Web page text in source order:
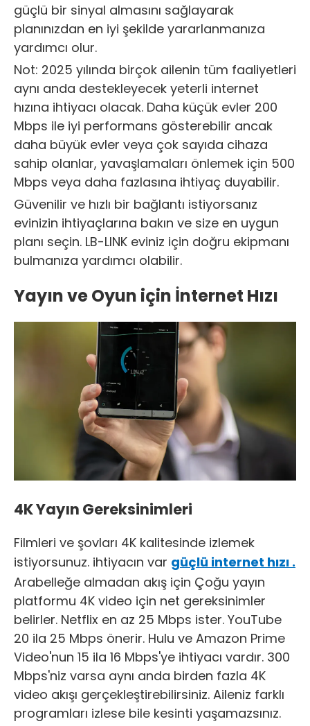
güçlü bir sinyal almasını sağlayarak
planınızdan en iyi şekilde yararlanmanıza
yardımcı olur.
Not: 2025 yılında birçok ailenin tüm faaliyetleri
aynı anda destekleyecek yeterli internet
hızına ihtiyacı olacak. Daha küçük evler 200
Mbps ile iyi performans gösterebilir ancak
daha büyük evler veya çok sayıda cihaza
sahip olanlar, yavaşlamaları önlemek için 500
Mbps veya daha fazlasına ihtiyaç duyabilir.
Güvenilir ve hızlı bir bağlantı istiyorsanız
evinizin ihtiyaçlarına bakın ve size en uygun
planı seçin. LB-LINK eviniz için doğru ekipmanı
bulmanıza yardımcı olabilir.
Yayın ve Oyun için İnternet Hızı
4K Yayın Gereksinimleri
Filmleri ve şovları 4K kalitesinde izlemek
istiyorsunuz. ihtiyacın var güçlü internet hızı .
Arabelleğe almadan akış için Çoğu yayın
platformu 4K video için net gereksinimler
belirler. Netflix en az 25 Mbps ister. YouTube
20 ila 25 Mbps önerir. Hulu ve Amazon Prime
Video'nun 15 ila 16 Mbps'ye ihtiyacı vardır. 300
Mbps'niz varsa aynı anda birden fazla 4K
video akışı gerçekleştirebilirsiniz. Aileniz farklı
programları izlese bile kesinti yaşamazsınız.